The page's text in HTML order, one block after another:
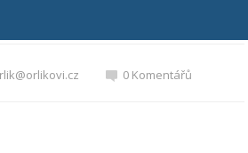
0 Komentářů